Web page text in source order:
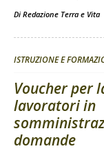
Di Redazione Terra e Vita
ISTRUZIONE E
Voucher per
lavoratori in
domande